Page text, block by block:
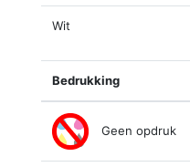
Wit
Bedrukking
Geen opdruk